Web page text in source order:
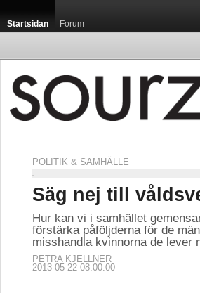
Startsidan Forum
POLITIK & SAMHÄLLE
Säg nej till
Hur kan vi i samhället
förstärka påföljderna för de
misshandla kvinnorna de lever
PETRA KJELLNER
2013-05-22 08:00:00